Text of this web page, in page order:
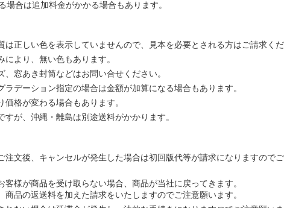
場合は追加料金がかかる場合もあります。
は正しい色を表示していませんので、見本を必要とされる方はご請求くだ
により、無い色もあります。
、窓あき封筒などはお問い合せください。
ラデーション指定の場合は金額が加算になる場合もあります。
価格が変わる場合もあります。
すが、沖縄・離島は別途送料がかかります。
注文後、キャンセルが発生した場合は初回版代等が請求になりますので
客様が商品を受け取らない場合、商品が当社に戻ってきます。
商品の返送料を加えた請求をいたしますのでご注意願います。